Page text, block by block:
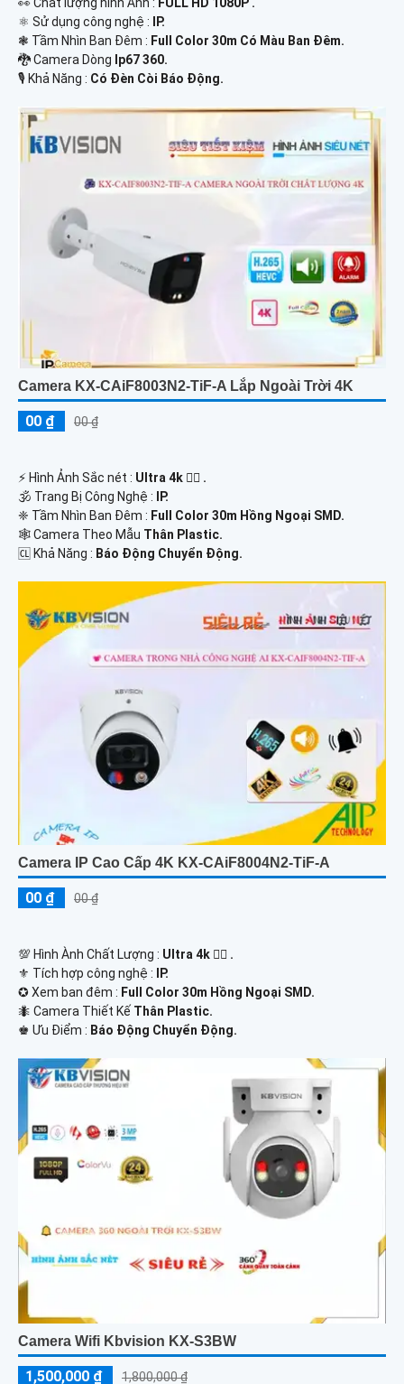
⚛️ Sử dụng công nghệ :
IP.
❃ Tầm Nhìn Ban Đêm : Full Color 30m Có Màu Ban Ðêm.
🐉️ Camera Dòng Ip67 360.
️🎙 Khả Năng : Có Ðèn Còi Báo Động.
Camera KX-CAiF8003N2-TiF-A Lắp Ngoài Trời 4K
00 ₫ 00 ₫
️⚡ Hình Ảnh Sắc nét : Ultra 4k 👍🏾 .
🕉️ Trang Bị Công Nghệ : IP.
❈ Tầm Nhìn Ban Đêm : Full Color 30m Hồng Ngoại SMD.
🕸️ Camera Theo Mẫu Thân Plastic.
️🆑 Khả Năng : Báo Động Chuyển Động.
Camera IP Cao Cấp 4K KX-CAiF8004N2-TiF-A
00 ₫ 00 ₫
💯 Hình Ành Chất Lượng : Ultra 4k 👍🏾 .
⚜️ Tích hợp công nghệ :
IP.
✪ Xem ban đêm : Full Color 30m Hồng Ngoại SMD.
🐜 Camera Thiết Kế Thân Plastic.
️♚ Ưu Điểm : Báo Động Chuyển Động.
Camera Wifi Kbvision KX-S3BW
1,500,000 ₫ 1,800,000 ₫